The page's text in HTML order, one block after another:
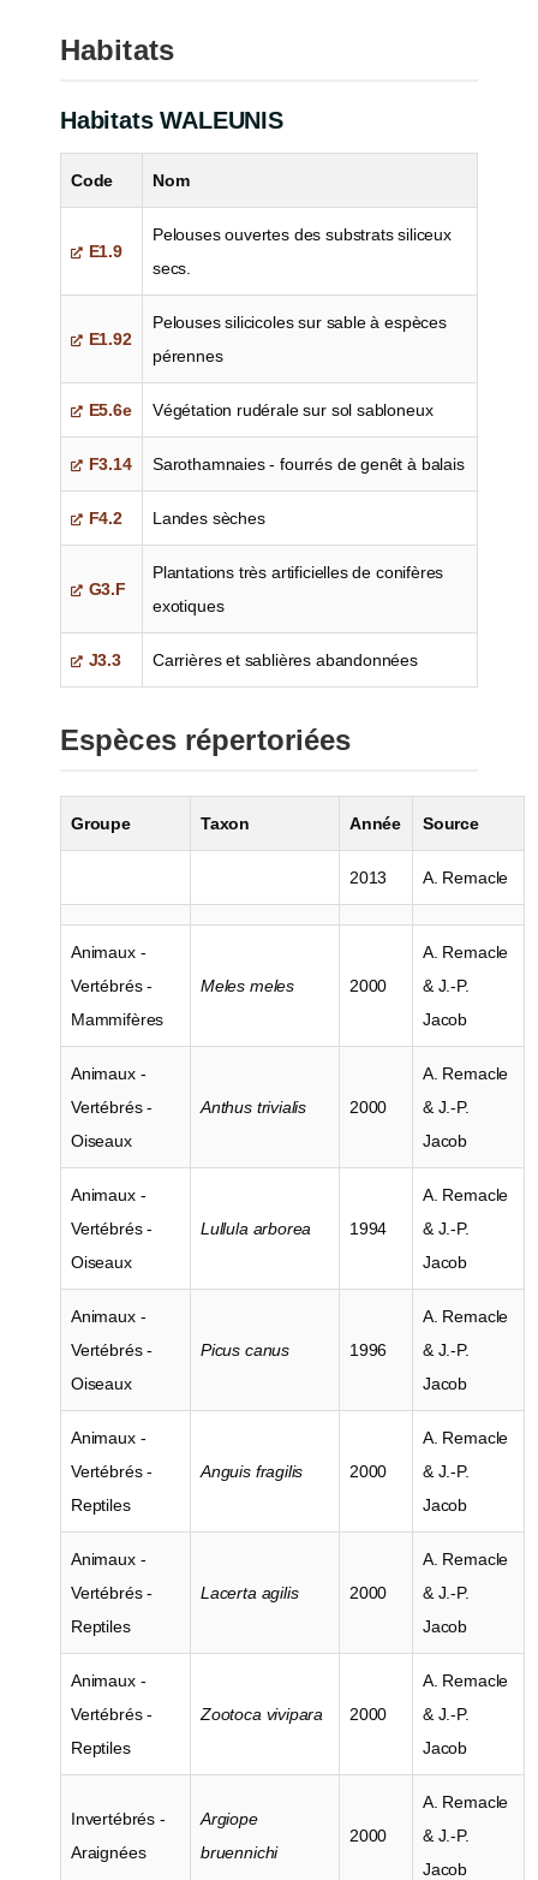
Habitats
Habitats WALEUNIS
Code Nom
E1.9
Pelouses ouvertes des substrats siliceux
secs.
E1.92
Pelouses silicicoles sur sable à espèces
pérennes
E5.6e Végétation rudérale sur sol sabloneux
F3.14 Sarothamnaies - fourrés de genêt à balais
F4.2 Landes sèches
G3.F
Plantations très artificielles de conifères
exotiques
J3.3 Carrières et sablières abandonnées
Espèces répertoriées
Groupe Taxon Année Source
2013 A. Remacle
Animaux -
Vertébrés -
Mammifères
Meles meles 2000
A. Remacle
& J.-P.
Jacob
Animaux -
Vertébrés -
Oiseaux
Anthus trivialis 2000
A. Remacle
& J.-P.
Jacob
Animaux -
Vertébrés -
Oiseaux
Lullula arborea 1994
A. Remacle
& J.-P.
Jacob
Animaux -
Vertébrés -
Oiseaux
Picus canus 1996
A. Remacle
& J.-P.
Jacob
Animaux -
Vertébrés -
Reptiles
Anguis fragilis 2000
A. Remacle
& J.-P.
Jacob
Animaux -
Vertébrés -
Reptiles
Lacerta agilis 2000
A. Remacle
& J.-P.
Jacob
Animaux -
Vertébrés -
Reptiles
Zootoca vivipara 2000
A. Remacle
& J.-P.
Jacob
Invertébrés -
Araignées
Argiope
bruennichi
2000
A. Remacle
& J.-P.
Jacob